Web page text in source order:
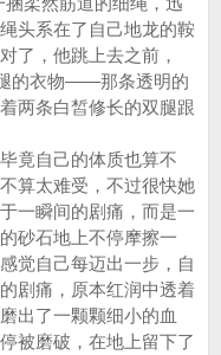
头系在了自己地龙的鞍
了，他跳上去之前，
的衣物——那条透明的
两条白皙修长的双腿跟
竟自己的体质也算不
算太难受，不过很快她
一瞬间的剧痛，而是一
砂石地上不停摩擦一
觉自己每迈出一步，自
剧痛，原本红润中透着
出了一颗颗细小的血
被磨破，在地上留下了